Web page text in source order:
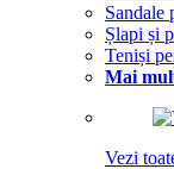
Sandale
Șlapi și
Teniși
Mai
Vezi